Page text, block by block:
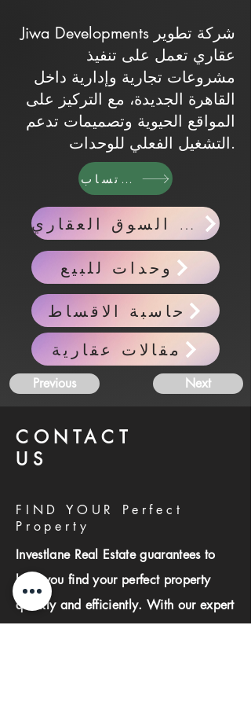
Jiwa Developments شركة تطوير
عقاري تعمل على تنفيذ
مشروعات تجارية وإدارية داخل
القاهرة الجديدة، مع التركيز على
المواقع الحيوية وتصميمات تدعم
التشغيل الفعلي للوحدات.
واتساب
اخبار السوق العقاري
وحدات للبيع
حاسبة الاقساط
مقالات عقارية
Previous Next
CONTACT
US
FIND YOUR Perfect
Property
Investlane Real Estate guarantees to
help you find your perfect property
quickly and efficiently. With our expert